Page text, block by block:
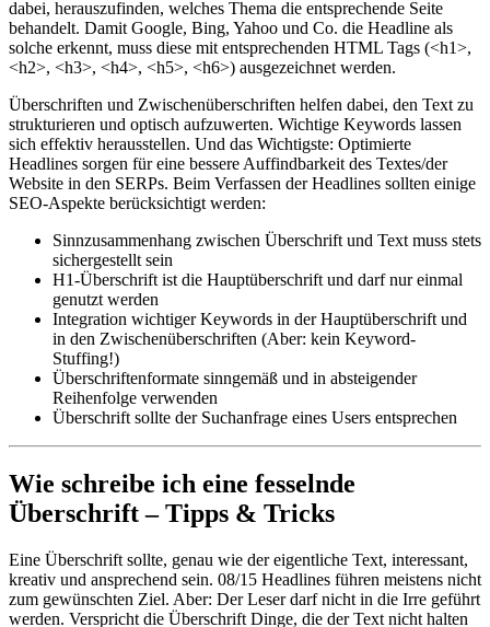
dabei, herauszufinden, welches Thema die entsprechende Seite
behandelt. Damit Google, Bing, Yahoo und Co. die Headline als
solche erkennt, muss diese mit entsprechenden HTML Tags (<h1>,
<h2>, <h3>, <h4>, <h5>, <h6>) ausgezeichnet werden.
Überschriften und Zwischenüberschriften helfen dabei, den Text zu
strukturieren und optisch aufzuwerten. Wichtige Keywords lassen
sich effektiv herausstellen. Und das Wichtigste: Optimierte
Headlines sorgen für eine bessere Auffindbarkeit des Textes/der
Website in den SERPs. Beim Verfassen der Headlines sollten einige
SEO-Aspekte berücksichtigt werden:
Sinnzusammenhang zwischen Überschrift und Text muss stets
sichergestellt sein
H1-Überschrift ist die Hauptüberschrift und darf nur einmal
genutzt werden
Integration wichtiger Keywords in der Hauptüberschrift und
in den Zwischenüberschriften (Aber: kein Keyword-
Stuffing!)
Überschriftenformate sinngemäß und in absteigender
Reihenfolge verwenden
Überschrift sollte der Suchanfrage eines Users entsprechen
Wie schreibe ich eine fesselnde
Überschrift – Tipps & Tricks
Eine Überschrift sollte, genau wie der eigentliche Text, interessant,
kreativ und ansprechend sein. 08/15 Headlines führen meistens nicht
zum gewünschten Ziel. Aber: Der Leser darf nicht in die Irre geführt
werden. Verspricht die Überschrift Dinge, die der Text nicht halten